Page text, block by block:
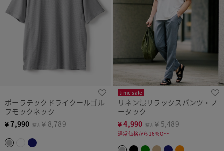
ポーラテックドライクールゴル
フモックネック
¥7,990 税込 ￥8,789
time sale
リネン混リラックスパンツ・ノ
ータック
¥4,990 税込 ￥5,489
通常価格から16%OFF